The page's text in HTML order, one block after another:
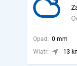
Opad: 0 mm
Wiatr:
13